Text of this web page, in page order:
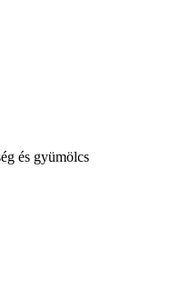
és gyümölcs